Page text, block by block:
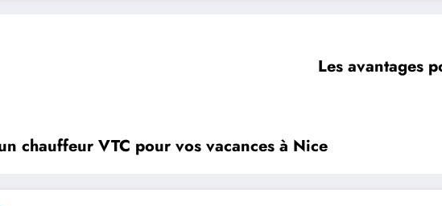
Les avantages
chauffeur VTC pour vos vacances à Nice